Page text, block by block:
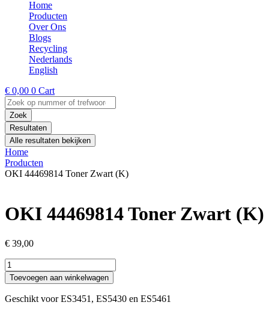
Home
Producten
Over Ons
Blogs
Recycling
Nederlands
English
€ 0,00 0 Cart
Search
...Zoek
Resultaten
Alle resultaten bekijken
Home
Producten
OKI 44469814 Toner Zwart (K)
OKI 44469814 Toner Zwart (K)
€ 39,00
OKI
44469814
Toner
Zwart
Toevoegen aan winkelwagen
Geschikt voor ES3451, ES5430 en ES5461